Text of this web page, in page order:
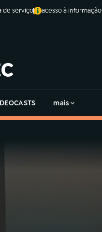
de serviço acesso à informação
mais